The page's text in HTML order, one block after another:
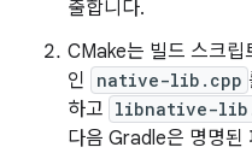
출합니다.
CMake는 빌드 스크립
인
native-lib.cpp
하고 libnative-
다음 Gradle은 명명된